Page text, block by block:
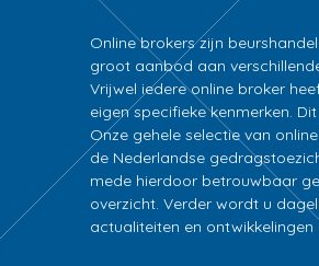
Online brokers zijn
groot aanbod aan
Vrijwel iedere online broker
eigen specifieke kenmerken.
Onze gehele selectie van
de Nederlandse
mede hierdoor betrouwbaar
overzicht. Verder wordt u
actualiteiten en